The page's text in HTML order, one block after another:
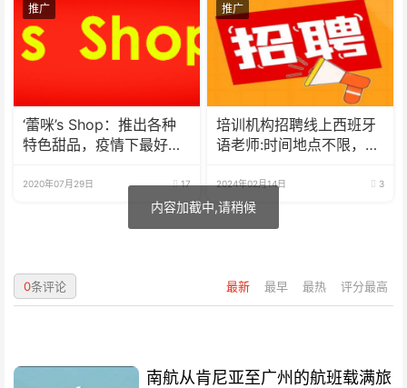
推广
‘蕾咪’s Shop：推出各种
特色甜品，疫情下最好的
2020年07月29日 17
推广
培训机构招聘线上西班牙
语老师:时间地点不限，可
2024年02月14日 3
最新 最早 最热 评分最高
0条评论
南航从肯尼亚至广州的航班载满旅
内容加截中,请稍候